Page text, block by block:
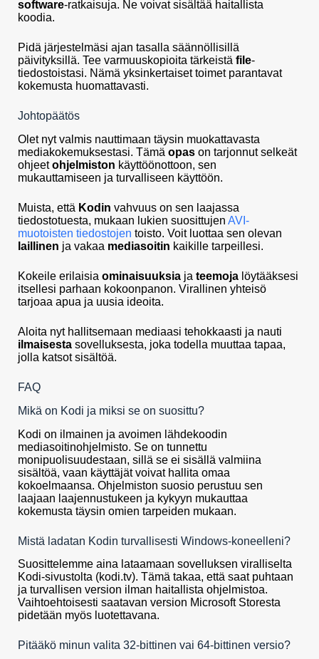
software-ratkaisuja. Ne voivat sisältää haitallista
koodia.
Pidä järjestelmäsi ajan tasalla säännöllisillä
päivityksillä. Tee varmuuskopioita tärkeistä file-
tiedostoistasi. Nämä yksinkertaiset toimet parantavat
kokemusta huomattavasti.
Johtopäätös
Olet nyt valmis nauttimaan täysin muokattavasta
mediakokemuksestasi. Tämä opas on tarjonnut selkeät
ohjeetohjelmiston käyttöönottoon, sen
mukauttamiseen ja turvalliseen käyttöön.
Muista, että Kodin vahvuus on sen laajassa
tiedostotuesta, mukaan lukien suosittujen AVI-
muotoisten tiedostojen toisto. Voit luottaa sen olevan
laillinen ja vakaa mediasoitin kaikille tarpeillesi.
Kokeile erilaisia ominaisuuksia ja teemoja löytääksesi
itsellesi parhaan kokoonpanon. Virallinen yhteisö
tarjoaa apua ja uusia ideoita.
Aloita nyt hallitsemaan mediaasi tehokkaasti ja nauti
ilmaisesta sovelluksesta, joka todella muuttaa tapaa,
jolla katsot sisältöä.
FAQ
Mikä on Kodi ja miksi se on suosittu?
Kodi on ilmainen ja avoimen lähdekoodin
mediasoitinohjelmisto. Se on tunnettu
monipuolisuudestaan, sillä se ei sisällä valmiina
sisältöä, vaan käyttäjät voivat hallita omaa
kokoelmaansa. Ohjelmiston suosio perustuu sen
laajaan laajennustukeen ja kykyyn mukauttaa
kokemusta täysin omien tarpeiden mukaan.
Mistä ladatan Kodin turvallisesti Windows-koneelleni?
Suosittelemme aina lataamaan sovelluksen viralliselta
Kodi-sivustolta (kodi.tv). Tämä takaa, että saat puhtaan
ja turvallisen version ilman haitallista ohjelmistoa.
Vaihtoehtoisesti saatavan version Microsoft Storesta
pidetään myös luotettavana.
Pitääkö minun valita 32-bittinen vai 64-bittinen versio?